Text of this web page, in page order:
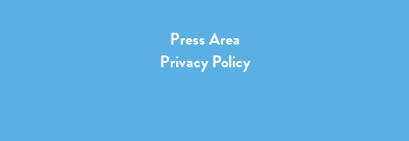
Press Area
Privacy Policy